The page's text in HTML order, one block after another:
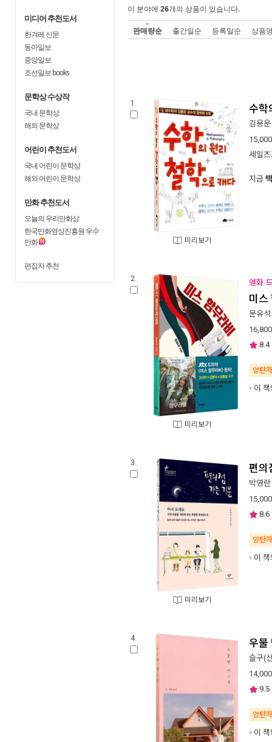
미디어 추천도서
한겨레 신문
동아일보
중앙일보
조선일보 books
문학상 수상작
국내 문학상
해외 문학상
어린이 추천도서
국내 어린이 문학상
해외 어린이 문학상
만화 추천도서
오늘의 우리만화상
한국만화영상진흥원 우수
만화
편집자 추천
이 분야에 26개의 상품이 있습니다.
판매량순 출간일순 등록일순 상품
1.
미리보기
수학
김용운
15,000
세일
지금
2.
미리보기
영화·
미스
문유석
16,800
8.4
양탄
이
3.
미리보기
편의
박영란
15,000
8.6
양탄
이
4. 우물
슬구(
14,000
9.5
양탄
이